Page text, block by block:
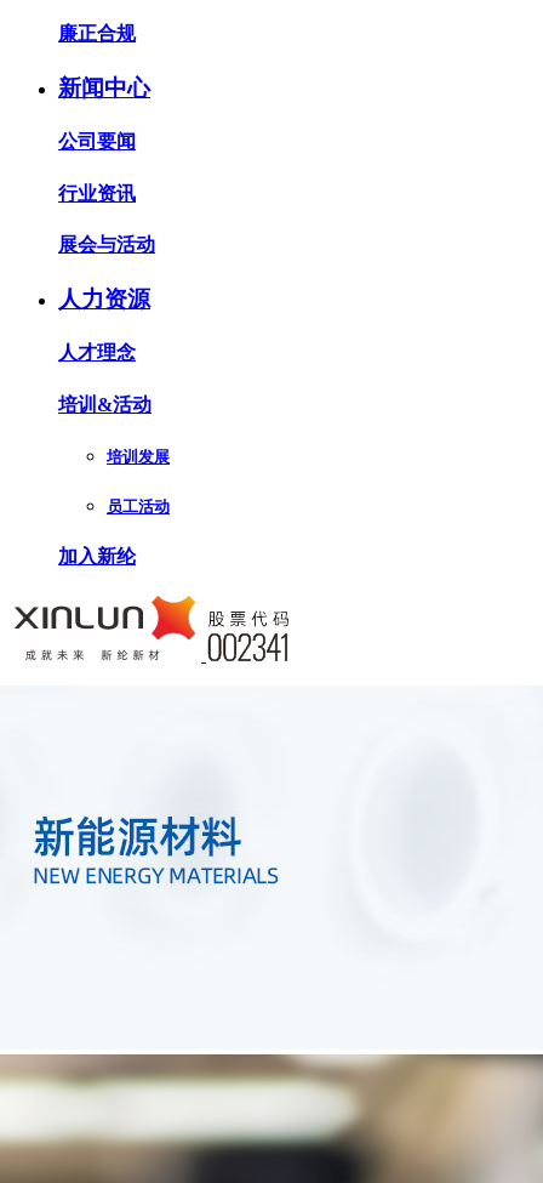
廉正合规
新闻中心
公司要闻
行业资讯
展会与活动
人力资源
人才理念
培训&活动
培训发展
员工活动
加入新纶